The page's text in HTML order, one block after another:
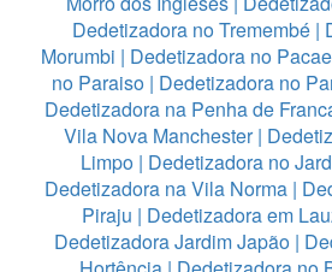
Dedetizadora no Tremembé |
Morumbi | Dedetizadora no
no Paraiso | Dedetizadora no
Dedetizadora na Penha de
Vila Nova Manchester|
Limpo | Dedetizadora no
Dedetizadora na Vila Norma |
Piraju | Dedetizadora em
Dedetizadora Jardim Japão |